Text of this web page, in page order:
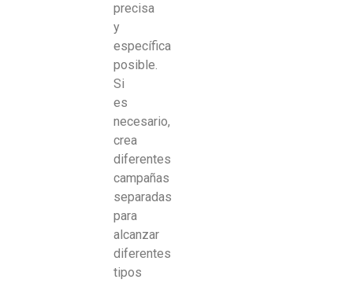
precisa
y
específica
posible.
Si
es
necesario,
crea
diferentes
campañas
separadas
para
alcanzar
diferentes
tipos